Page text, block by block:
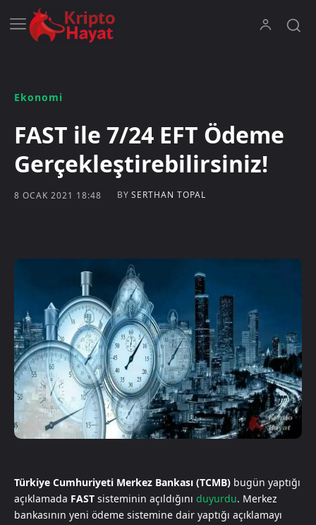
Ekonomi
FAST ile 7/24 EFT Ödeme
Gerçekleştirebilirsiniz!
8 OCAK 2021 18:48 BY SERTHAN TOPAL
Türkiye Cumhuriyeti Merkez Bankası (TCMB) bugün yaptığı
açıklamada FAST sisteminin açıldığını duyurdu. Merkez
bankasının yeni ödeme sistemine dair yaptığı açıklamayı